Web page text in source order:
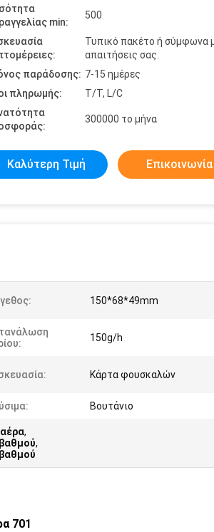
min:
500
Τυπικό πακέτο ή σύμφωνα
απαιτήσεις σας.
παράδοσης: 7-15 ημέρες
πληρωμής:
T/T, L/C
300000 το μήνα
Καλύτερη Τιμή Επικοινωνία
150*68*49mm
150g/h
Κάρτα φουσκαλών
Βουτάνιο
,
,
701